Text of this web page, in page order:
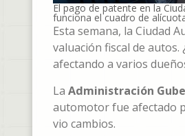
El pago de patente en la
funciona el cuadro de
Esta semana, la Ciudad
valuación fiscal de
afectando a varios
La Administración
automotor fue afectado
vio cambios.